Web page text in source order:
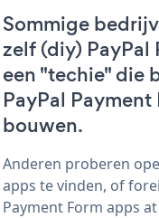
Sommige
zelf (diy) PayPal
een "techie" die
PayPal
bouwen.
Anderen proberen
apps te vinden, of
Payment Form apps